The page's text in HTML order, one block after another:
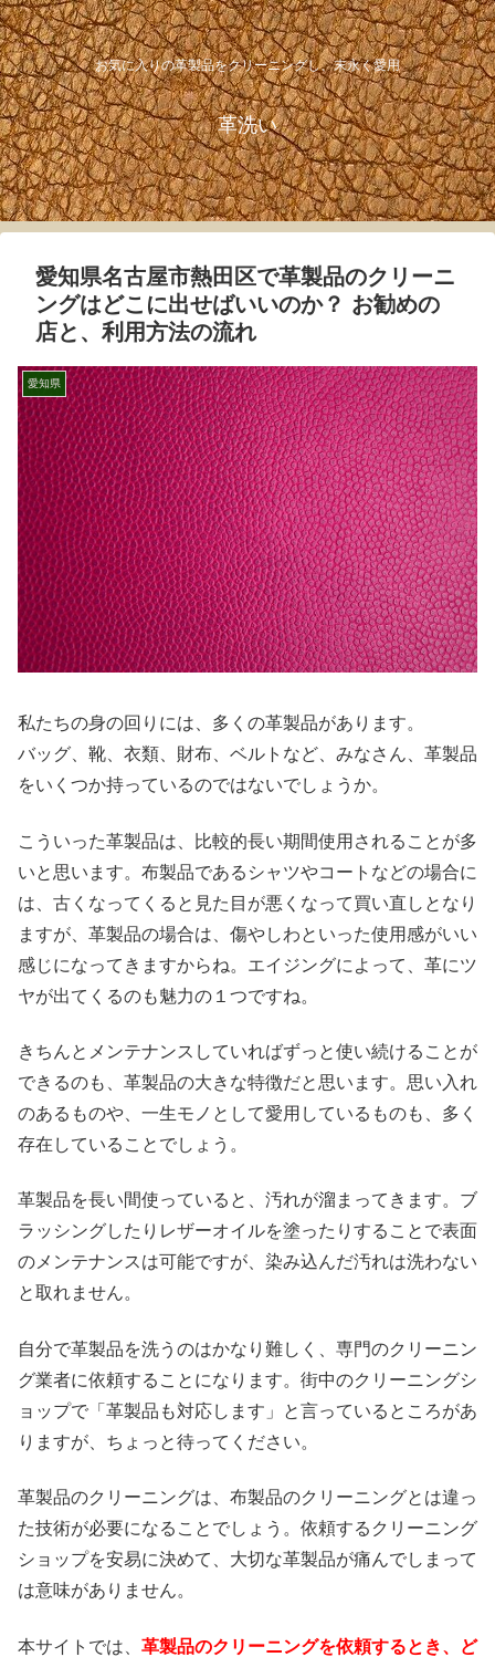
お気に入りの革製品をクリーニングし、末永く愛用
革洗い
愛知県名古屋市熱田区で革製品のクリーニ
ングはどこに出せばいいのか？ お勧めの
店と、利用方法の流れ
愛知県
私たちの身の回りには、多くの革製品があります。
バッグ、靴、衣類、財布、ベルトなど、みなさん、革製品
をいくつか持っているのではないでしょうか。
こういった革製品は、比較的長い期間使用されることが多
いと思います。布製品であるシャツやコートなどの場合に
は、古くなってくると見た目が悪くなって買い直しとなり
ますが、革製品の場合は、傷やしわといった使用感がいい
感じになってきますからね。エイジングによって、革にツ
ヤが出てくるのも魅力の１つですね。
きちんとメンテナンスしていればずっと使い続けることが
できるのも、革製品の大きな特徴だと思います。思い入れ
のあるものや、一生モノとして愛用しているものも、多く
存在していることでしょう。
革製品を長い間使っていると、汚れが溜まってきます。ブ
ラッシングしたりレザーオイルを塗ったりすることで表面
のメンテナンスは可能ですが、染み込んだ汚れは洗わない
と取れません。
自分で革製品を洗うのはかなり難しく、専門のクリーニン
グ業者に依頼することになります。街中のクリーニングシ
ョップで「革製品も対応します」と言っているところがあ
りますが、ちょっと待ってください。
革製品のクリーニングは、布製品のクリーニングとは違っ
た技術が必要になることでしょう。依頼するクリーニング
ショップを安易に決めて、大切な革製品が痛んでしまって
は意味がありません。
本サイトでは、 革製品のクリーニングを依頼するとき、ど